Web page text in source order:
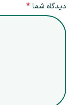
دیدگاه شما *